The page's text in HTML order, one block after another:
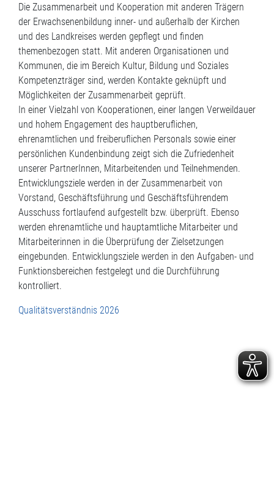
Die Zusammenarbeit und Kooperation mit anderen Trägern
der Erwachsenenbildung inner- und außerhalb der Kirchen
und des Landkreises werden gepflegt und finden
themenbezogen statt. Mit anderen Organisationen und
Kommunen, die im Bereich Kultur, Bildung und Soziales
Kompetenzträger sind, werden Kontakte geknüpft und
Möglichkeiten der Zusammenarbeit geprüft.
In einer Vielzahl von Kooperationen, einer langen Verweildauer
und hohem Engagement des hauptberuflichen,
ehrenamtlichen und freiberuflichen Personals sowie einer
persönlichen Kundenbindung zeigt sich die Zufriedenheit
unserer PartnerInnen, Mitarbeitenden und Teilnehmenden.
Entwicklungsziele werden in der Zusammenarbeit von
Vorstand, Geschäftsführung und Geschäftsführendem
Ausschuss fortlaufend aufgestellt bzw. überprüft. Ebenso
werden ehrenamtliche und hauptamtliche Mitarbeiter und
Mitarbeiterinnen in die Überprüfung der Zielsetzungen
eingebunden. Entwicklungsziele werden in den Aufgaben- und
Funktionsbereichen festgelegt und die Durchführung
kontrolliert.
Qualitätsverständnis 2026